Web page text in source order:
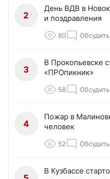
2
День ВДВ в
и поздравления
80 Обсудить
3
В Прокопьевске
«ПРОпикник»
58 Обсудить
4
Пожар в
человек
52 Обсудить
В Кузбассе